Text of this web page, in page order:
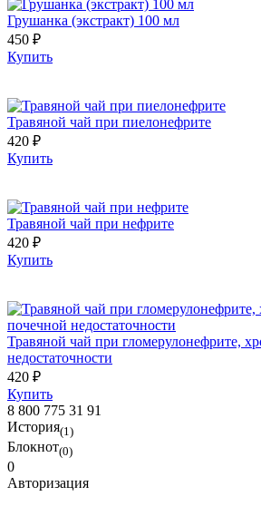
Грушанка (экстракт) 100 мл
450 ₽
Купить
Травяной чай при пиелонефрите
420 ₽
Купить
Травяной чай при нефрите
420 ₽
Купить
Травяной чай при гломерулонефрите,
недостаточности
420 ₽
Купить
8 800 775 31 91
История(1)
Блокнот(0)
0
Авторизация